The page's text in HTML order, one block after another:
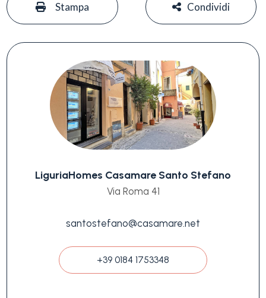
Stampa Condividi
LiguriaHomes Casamare Santo Stefano
Via Roma 41
santostefano@casamare.net
+39 0184 1753348